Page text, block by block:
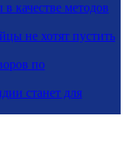
качестве методов
не хотят пустить
по
станет для